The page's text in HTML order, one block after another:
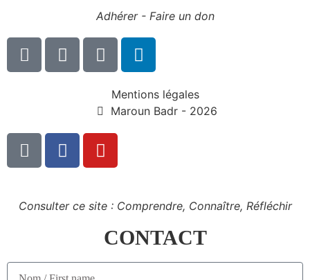
Adhérer - Faire un don
Mentions légales
Maroun Badr - 2026
Consulter ce site : Comprendre, Connaître, Réfléchir
CONTACT